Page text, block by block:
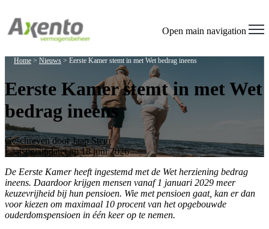
Open main navigation
Home > Nieuws > Eerste Kamer stemt in met Wet bedrag ineens
Eerste Kamer stemt in met Wet
bedrag ineens
Geschreven doorJaap Steur
Laatst geüpdatet op 18 juni 2026
De Eerste Kamer heeft ingestemd met de Wet herziening bedrag
ineens. Daardoor krijgen mensen vanaf 1 januari 2029 meer
keuzevrijheid bij hun pensioen. Wie met pensioen gaat, kan er dan
voor kiezen om maximaal 10 procent van het opgebouwde
ouderdomspensioen in één keer op te nemen.